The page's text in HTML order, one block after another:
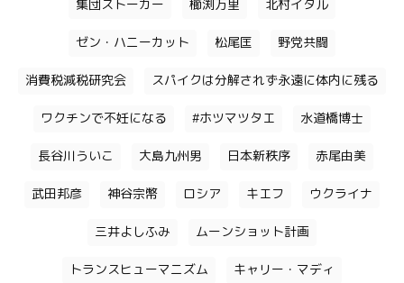
集団ストーカー 櫛渕万里 北村イタル
ゼン・ハニーカット 松尾匡 野党共闘
消費税減税研究会 スパイクは分解されず永遠に体内に残る
ワクチンで不妊になる #ホツマツタエ 水道橋博士
長谷川ういこ 大島九州男 日本新秩序 赤尾由美
武田邦彦 神谷宗幣 ロシア キエフ ウクライナ
三井よしふみ ムーンショット計画
トランスヒューマニズム キャリー・マディ